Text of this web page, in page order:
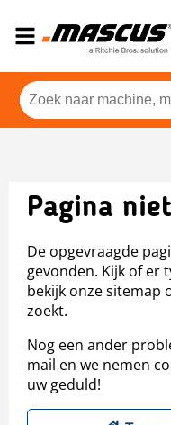
Pagina
De opgevraagde
gevonden. Kijk of er
bekijk onze sitemap
zoekt.
Nog een ander
mail en we nemen
uw geduld!